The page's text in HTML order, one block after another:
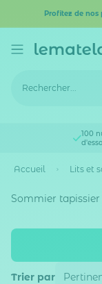
Profitez de
100
Accueil Lits et
Sommier tapissier
Trier par